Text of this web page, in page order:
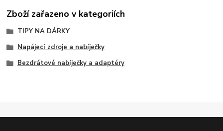
Zboží zařazeno v kategoriích
TIPY NA DÁRKY
Napájecí zdroje a nabíječky
Bezdrátové nabíječky a adaptéry